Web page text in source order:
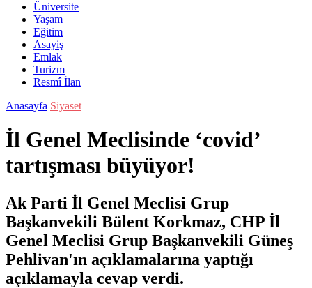
Üniversite
Yaşam
Eğitim
Asayiş
Emlak
Turizm
Resmî İlan
Anasayfa Siyaset
İl Genel Meclisinde ‘covid’
tartışması büyüyor!
Ak Parti İl Genel Meclisi Grup
Başkanvekili Bülent Korkmaz, CHP İl
Genel Meclisi Grup Başkanvekili Güneş
Pehlivan'ın açıklamalarına yaptığı
açıklamayla cevap verdi.